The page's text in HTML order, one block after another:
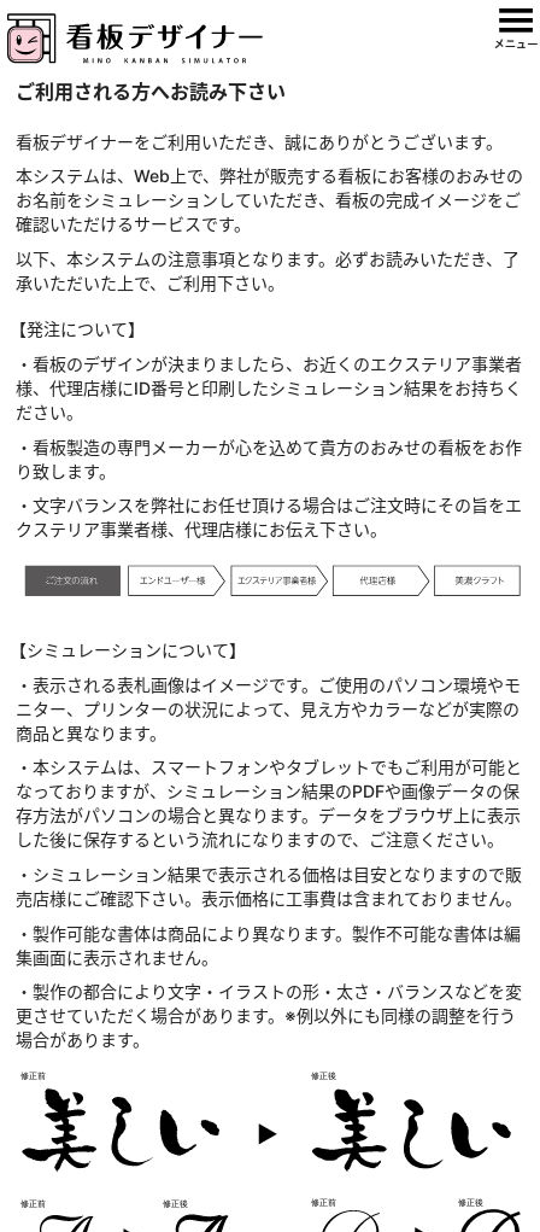
ご利用される方へお読み下さい
看板デザイナーをご利用いただき、誠にありがとうございます。
本システムは、Web上で、弊社が販売する看板にお客様のおみせの
お名前をシミュレーションしていただき、看板の完成イメージをご
確認いただけるサービスです。
以下、本システムの注意事項となります。必ずお読みいただき、了
承いただいた上で、ご利用下さい。
【発注について】
・看板のデザインが決まりましたら、お近くのエクステリア事業者
様、代理店様にID番号と印刷したシミュレーション結果をお持ちく
ださい。
・看板製造の専門メーカーが心を込めて貴方のおみせの看板をお作
り致します。
・文字バランスを弊社にお任せ頂ける場合はご注文時にその旨をエ
クステリア事業者様、代理店様にお伝え下さい。
【シミュレーションについて】
・表示される表札画像はイメージです。ご使用のパソコン環境やモ
ニター、プリンターの状況によって、見え方やカラーなどが実際の
商品と異なります。
・本システムは、スマートフォンやタブレットでもご利用が可能と
なっておりますが、シミュレーション結果のPDFや画像データの保
存方法がパソコンの場合と異なります。データをブラウザ上に表示
した後に保存するという流れになりますので、ご注意ください。
・シミュレーション結果で表示される価格は目安となりますので販
売店様にご確認下さい。表示価格に工事費は含まれておりません。
・製作可能な書体は商品により異なります。製作不可能な書体は編
集画面に表示されません。
・製作の都合により文字・イラストの形・太さ・バランスなどを変
更させていただく場合があります。※例以外にも同様の調整を行う
場合があります。